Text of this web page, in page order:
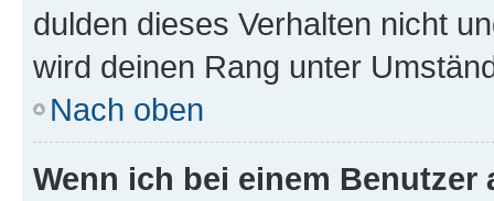
dulden dieses Verhalten nicht
wird deinen Rang unter
Nach oben
Wenn ich bei einem